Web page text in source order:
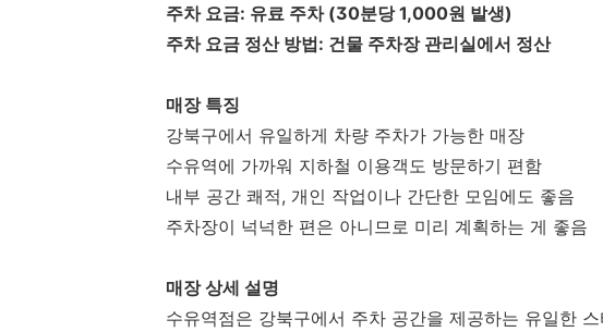
주차 요금: 유료 주차 (30분당 1,000원 발생)
주차 요금 정산 방법: 건물 주차장 관리실에서 정산
매장 특징
강북구에서 유일하게 차량 주차가 가능한 매장
수유역에 가까워 지하철 이용객도 방문하기 편함
내부 공간 쾌적, 개인 작업이나 간단한 모임에도 좋음
주차장이 넉넉한 편은 아니므로 미리 계획하는 게 좋음
매장 상세 설명
수유역점은 강북구에서 주차 공간을 제공하는 유일한